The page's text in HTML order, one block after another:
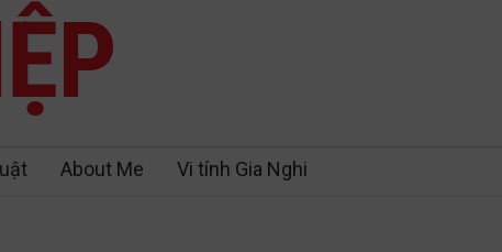
About Me Vi tính Gia Nghi